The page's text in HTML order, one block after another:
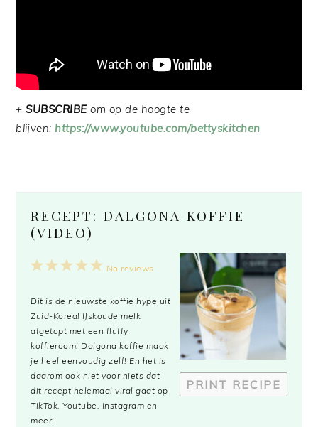
+SUBSCRIBEom op de hoogte te
blijven: https://www.youtube.com/bettyskitchen
RECEPT: DALGONA KOFFIE
(VIDEO)
PRINT RECIPE
5
4
3
2
1
No reviews
Dit is de nieuwste koffie hype uit
Zuid-Korea! IJskoude melk
afgetopt met een fluffy
koffieroom! Dalgona koffie maak
je heel eenvoudig zelf! En het is
daarom ook niet voor niets dat
dit recept helemaal viral gaat op
TikTok, Youtube, Instagram en
meer!